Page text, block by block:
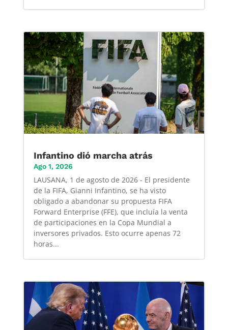
Infantino dió marcha atrás
Ago 1, 2026
LAUSANA, 1 de agosto de 2026 - El presidente
de la FIFA, Gianni Infantino, se ha visto
obligado a abandonar su propuesta FIFA
Forward Enterprise (FFE), que incluía la venta
de participaciones en la Copa Mundial a
inversores privados. Esto ocurre apenas 72
horas...